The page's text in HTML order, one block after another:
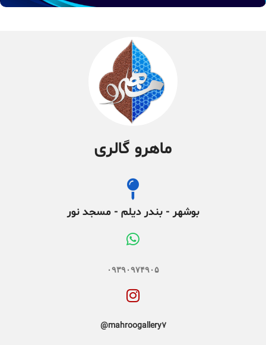
ماهرو گالری
بوشهر - بندر دیلم - مسجد نور
۰۹۳۹۰۹۷۴۹۰۵
mahroogallery7@